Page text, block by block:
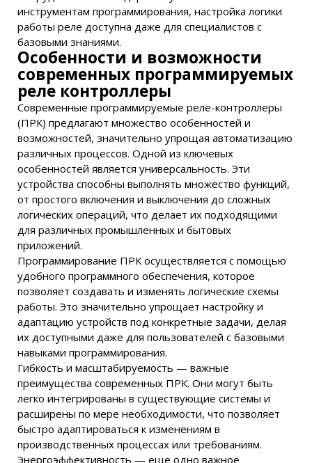
инструментам программирования, настройка логики
работы реле доступна даже для специалистов с
базовыми знаниями.
Особенности и возможности
современных программируемых
реле контроллеры
Современные программируемые реле-контроллеры
(ПРК) предлагают множество особенностей и
возможностей, значительно упрощая автоматизацию
различных процессов. Одной из ключевых
особенностей является универсальность. Эти
устройства способны выполнять множество функций,
от простого включения и выключения до сложных
логических операций, что делает их подходящими
для различных промышленных и бытовых
приложений.
Программирование ПРК осуществляется с помощью
удобного программного обеспечения, которое
позволяет создавать и изменять логические схемы
работы. Это значительно упрощает настройку и
адаптацию устройств под конкретные задачи, делая
их доступными даже для пользователей с базовыми
навыками программирования.
Гибкость и масштабируемость — важные
преимущества современных ПРК. Они могут быть
легко интегрированы в существующие системы и
расширены по мере необходимости, что позволяет
быстро адаптироваться к изменениям в
производственных процессах или требованиям.
Энергоэффективность — еще одно важное